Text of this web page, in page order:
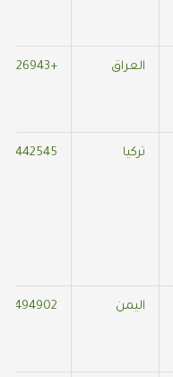
العراق +905536826943
تركيا
اليمن